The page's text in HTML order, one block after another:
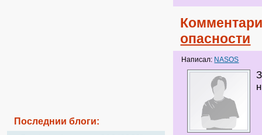
Последнии блоги:
опасности
Написал: NASOS